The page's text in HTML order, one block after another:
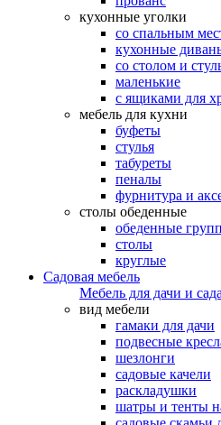
кухонные уголки
со спальным
кухонные
со столом и
маленькие
с ящиками для
мебель для кухни
буфеты
стулья
табуреты
пеналы
фурнитура и
столы обеденные
обеденные
столы
круглые
Садовая мебель
Мебель для дачи и сада
вид мебели
гамаки для дачи
подвесные
шезлонги
садовые качели
раскладушки
шатры и тенты